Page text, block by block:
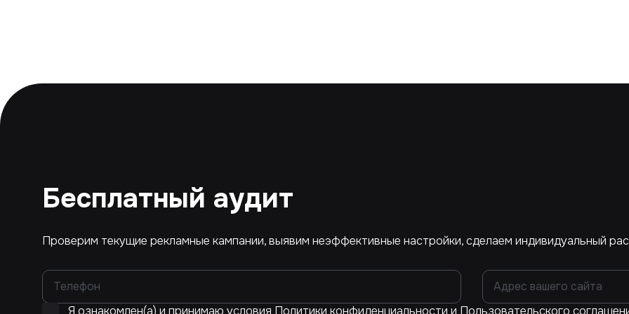
Бесплатный аудит
Проверим текущие рекламные кампании, выявим неэффективные настройки, сделаем индивидуальный
Я ознакомлен(а) и принимаю условия Политики конфиденциальности и Пользовательского